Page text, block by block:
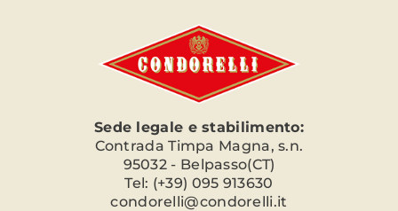
Sede legale e stabilimento:
Contrada Timpa Magna, s.n.
95032 - Belpasso(CT)
Tel: (+39) 095 913630
condorelli@condorelli.it